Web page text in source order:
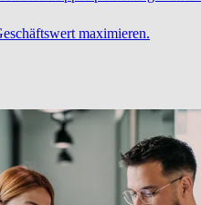
maximieren.